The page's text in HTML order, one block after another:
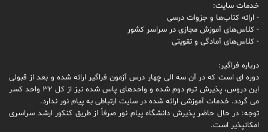
خدمات سایت:
- ارائه کتاب‌ها و جزوات درسی
- کلاس‌های آموزش مجازی در سراسر کشور
- کلاس‌های آمادگی و تقویتی
درباره فراگیر:
دوره ای است که در آن سه الی چهار درس آزمون فراگیر ارائه شده و بعد از قبولی
این دروس، پذیرش ترم دوم شده و واحدهای پاس شده نیز از کل 32 واحد کسر
می گردد. خدمات آموزشی ارائه شده در سایت ارتباطی به پیام نور ندارد.
توجه: در حال حاضر پذیرش دانشگاه پیام نور صرفاً از طریق کنکور ارشد سراسری
امکانپذیر است.